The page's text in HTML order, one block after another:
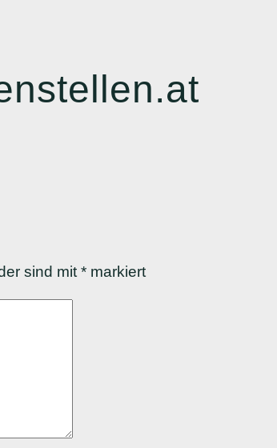
sind mit * markiert